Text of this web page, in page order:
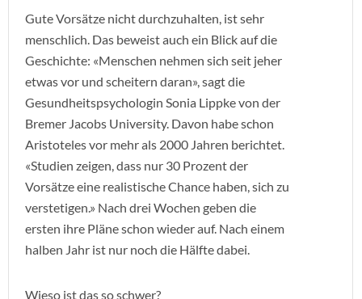
Gute Vorsätze nicht durchzuhalten, ist sehr
menschlich. Das beweist auch ein Blick auf die
Geschichte: «Menschen nehmen sich seit jeher
etwas vor und scheitern daran», sagt die
Gesundheitspsychologin Sonia Lippke von der
Bremer Jacobs University. Davon habe schon
Aristoteles vor mehr als 2000 Jahren berichtet.
«Studien zeigen, dass nur 30 Prozent der
Vorsätze eine realistische Chance haben, sich zu
verstetigen.» Nach drei Wochen geben die
ersten ihre Pläne schon wieder auf. Nach einem
halben Jahr ist nur noch die Hälfte dabei.
Wieso ist das so schwer?